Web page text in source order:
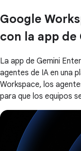
Google
con la app de
La app de Gemini
agentes de IA en una
Workspace, los
para que los equipos